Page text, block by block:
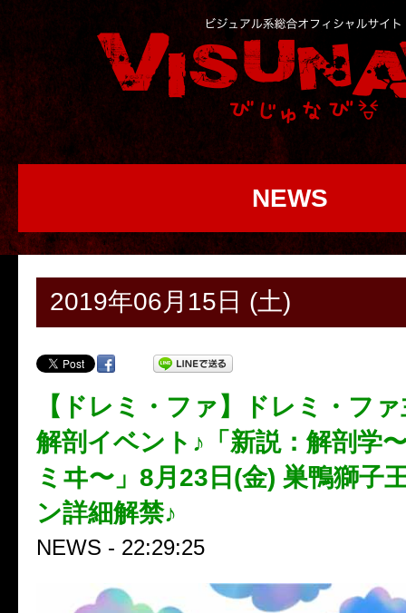
NEWS
2019年06月15日 (土)
【ドレミ・ファ】ドレミ・フ
解剖イベント♪「新説：解剖学
ミヰ〜」8月23日(金) 巣鴨獅子
ン詳細解禁♪
NEWS - 22:29:25